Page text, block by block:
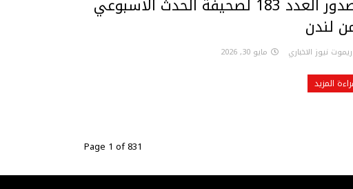
صدور العدد 183 لصحيفة الحدث الاسبوعي
لندن
ريموت نيوز الاخباري مايو 30, 2026
المزيد
Page 1 of 831